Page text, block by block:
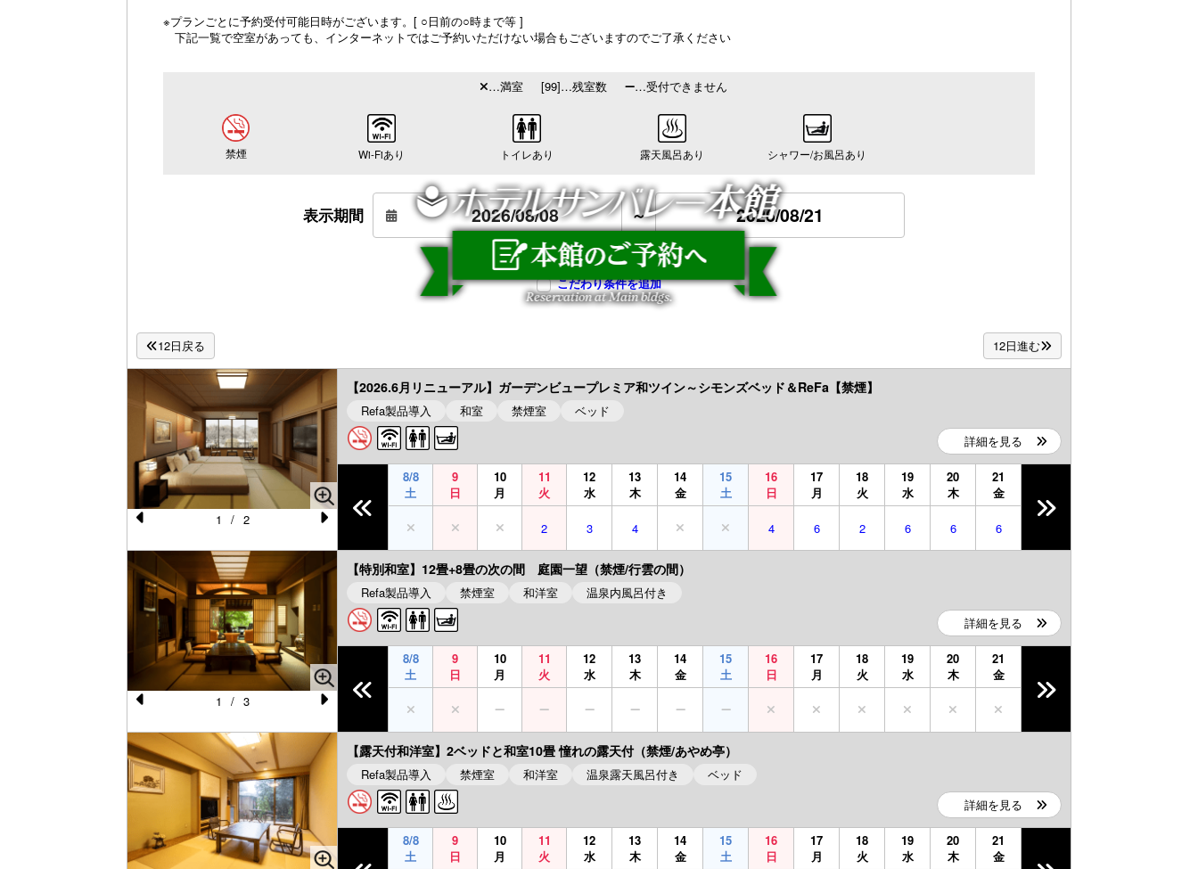
※プランごとに予約受付可能日時がございます。[ ○日前の○時まで等 ]
下記一覧で空室があっても、インターネットではご予約いただけない場合もございますのでご了承ください
…満室 [99]…残室数 …受付できません
禁煙 Wi-Fiあり トイレあり 露天風呂あり シャワー/お風呂あり
表示期間 ～ 2026/08/21
※日付をクリックすることで表示期間を変更できます
こだわり条件を追加
12日戻る 12日進む
e
vi
o
u
s
e
1 / 2
【2026.6月リニューアル】ガーデンビュープレミア和ツイン～シモンズベッド＆ReFa【禁煙】
Refa製品導入 和室 禁煙室
ベッド
詳細を見る
8/8
土
9
日
10
月
11
火
12
水
13
木
14
金
15
土
16
日
17
月
18
火
19
水
20
木
21
金
2 3 4 4 6 2 6 6 6
e
vi
o
u
s
e
xt
1 / 3
【特別和室】12畳+8畳の次の間 庭園一望（禁煙/行雲の間）
Refa製品導入 禁煙室 和洋室
温泉内風呂付き
詳細を見る
8/8
土
9
日
10
月
11
火
12
水
13
木
14
金
15
土
16
日
17
月
18
火
19
水
20
木
21
金
【露天付和洋室】2ベッドと和室10畳 憧れの露天付（禁煙/あやめ亭）
Refa製品導入 禁煙室 和洋室 温泉露天風呂付き
ベッド
詳細を見る
8/8
土
9
日
10
月
11
火
12
水
13
木
14
金
15
土
16
日
17
月
18
火
19
水
20
木
21
金